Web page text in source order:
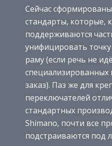
Сейчас
стандарты, которые,
поддерживаются
унифицировать точку
раму (если речь не
специализированных
заказ). Паз же для
переключателей
стандартных
Shimano, почти все
подстраиваются под